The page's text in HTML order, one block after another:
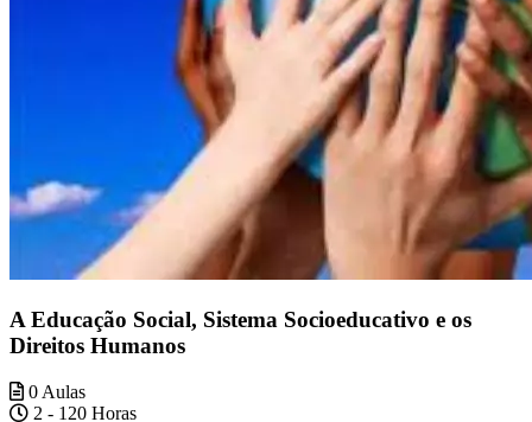
A Educação Social, Sistema Socioeducativo e os
Direitos Humanos
0 Aulas
2 - 120 Horas